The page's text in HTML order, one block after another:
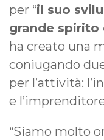
per “il suo
grande
ha creato una
coniugando
per l’attività:
e
“Siamo molto